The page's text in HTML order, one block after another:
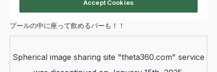
プールの中に座って飲めるバーも！！